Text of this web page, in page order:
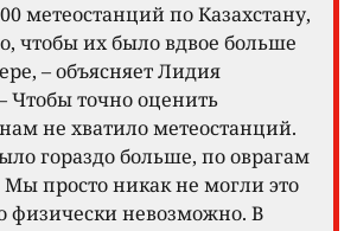
метеостанций по Казахстану,
чтобы их было вдвое больше
– объясняет Лидия
Чтобы точно оценить
не хватило метеостанций.
гораздо больше, по оврагам
Мы просто никак не могли это
физически невозможно. В